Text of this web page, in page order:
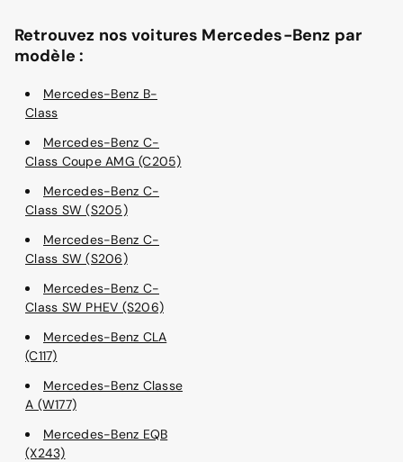
Retrouvez nos voitures Mercedes-Benz par
modèle :
Mercedes-Benz B-
Class
Mercedes-Benz C-
Class Coupe AMG (C205)
Mercedes-Benz C-
Class SW (S205)
Mercedes-Benz C-
Class SW (S206)
Mercedes-Benz C-
Class SW PHEV (S206)
Mercedes-Benz CLA
(C117)
Mercedes-Benz Classe
A (W177)
Mercedes-Benz EQB
(X243)